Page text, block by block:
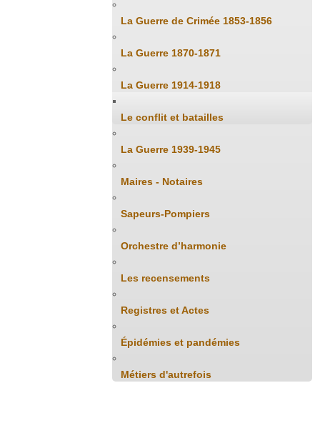
La Guerre de Crimée 1853-1856
La Guerre 1870-1871
La Guerre 1914-1918
Le conflit et batailles
La Guerre 1939-1945
Maires - Notaires
Sapeurs-Pompiers
Orchestre d’harmonie
Les recensements
Registres et Actes
Épidémies et pandémies
Métiers d'autrefois